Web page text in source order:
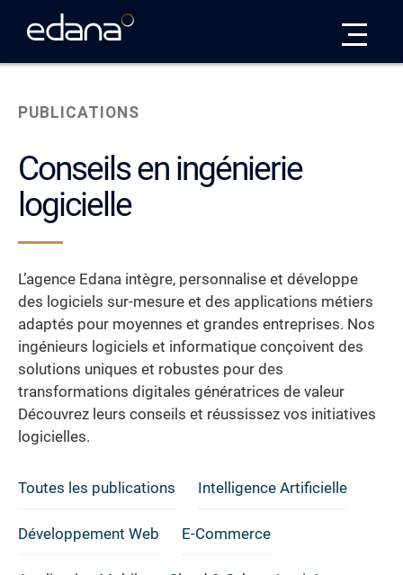
PUBLICATIONS
Conseils en ingénierie
logicielle
L’agence Edana intègre, personnalise et développe
des logiciels sur-mesure et des applications métiers
adaptés pour moyennes et grandes entreprises. Nos
ingénieurs logiciels et informatique conçoivent des
solutions uniques et robustes pour des
transformations digitales génératrices de valeur
Découvrez leurs conseils et réussissez vos initiatives
logicielles.
Toutes les publications Intelligence Artificielle
Développement Web E-Commerce